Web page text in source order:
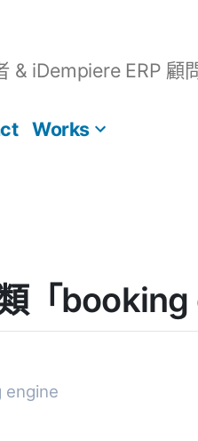
& iDempiere ERP 顧
Works
「
engine